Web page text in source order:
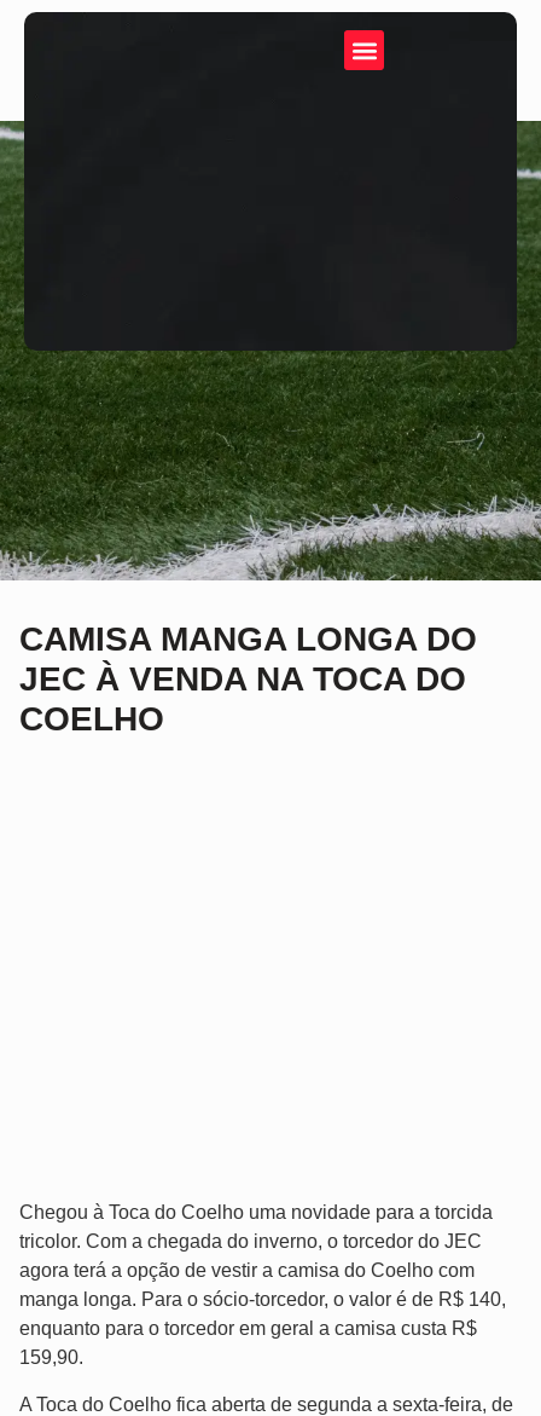
CAMISA MANGA LONGA DO
JEC À VENDA NA TOCA DO
COELHO
Chegou à Toca do Coelho uma novidade para a torcida
tricolor. Com a chegada do inverno, o torcedor do JEC
agora terá a opção de vestir a camisa do Coelho com
manga longa. Para o sócio-torcedor, o valor é de R$ 140,
enquanto para o torcedor em geral a camisa custa R$
159,90.
A Toca do Coelho fica aberta de segunda a sexta-feira, de